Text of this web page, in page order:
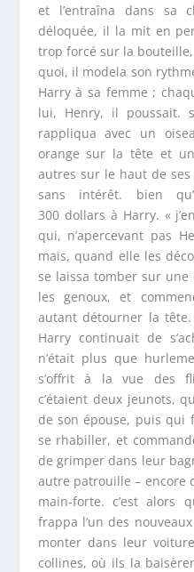
et l’entraîna dans sa
déloquée, il la mit en
trop forcé sur la
quoi, il modela son
Harry à sa femme ;
lui, Henry, il poussait.
rappliqua avec un
orange sur la tête et
autres sur le haut de
sans intérêt. bien
300 dollars à Harry. «
qui, n’apercevant pas
mais, quand elle les
se laissa tomber sur une
les genoux, et
autant détourner la
Harry continuait de
n’était plus que
s’offrit à la vue des
c’étaient deux jeunots,
de son épouse, puis qui
se rhabiller, et
de grimper dans leur
autre patrouille – encore
main-forte. c’est alors
frappa l’un des
monter dans leur
collines, où ils la